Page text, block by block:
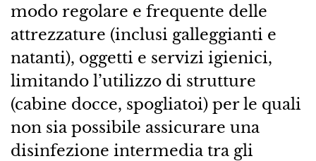
modo regolare e frequente delle
attrezzature (inclusi galleggianti e
natanti), oggetti e servizi igienici,
limitando l’utilizzo di strutture
(cabine docce, spogliatoi) per le quali
non sia possibile assicurare una
disinfezione intermedia tra gli